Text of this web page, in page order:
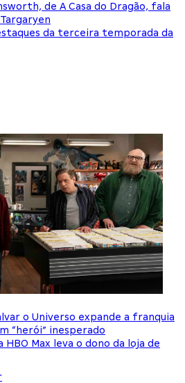
de A Casa do Dragão, fala
da terceira temporada da
o Universo expande a franquia
“herói” inesperado
Max leva o dono da loja de